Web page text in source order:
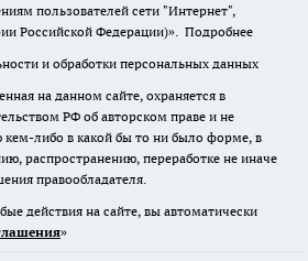
пользователей сети "Интернет",
Российской Федерации)». Подробнее
и обработки персональных данных
на данном сайте, охраняется в
РФ об авторском праве и не
либо в какой бы то ни было форме, в
распространению, переработке не иначе
правообладателя.
действия на сайте, вы автоматически
»